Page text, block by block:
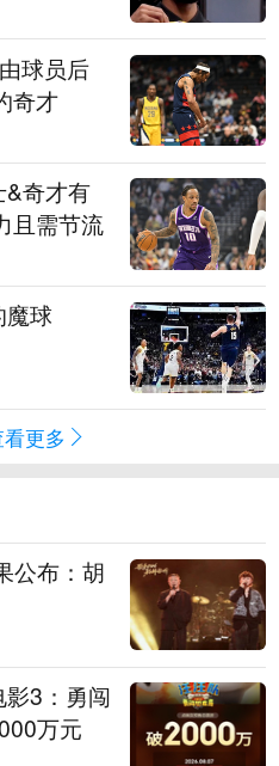
球员后
奇才
奇才有
且需节流
魔球
更多
公布：胡
3：勇闯
万元